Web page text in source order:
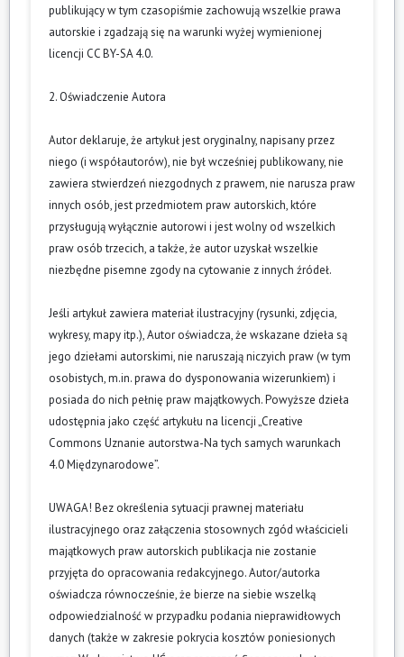
publikujący w tym czasopiśmie zachowują wszelkie prawa
autorskie i zgadzają się na warunki wyżej wymienionej
licencji CC BY-SA 4.0.
2. Oświadczenie Autora
Autor deklaruje, że artykuł jest oryginalny, napisany przez
niego (i współautorów), nie był wcześniej publikowany, nie
zawiera stwierdzeń niezgodnych z prawem, nie narusza praw
innych osób, jest przedmiotem praw autorskich, które
przysługują wyłącznie autorowi i jest wolny od wszelkich
praw osób trzecich, a także, że autor uzyskał wszelkie
niezbędne pisemne zgody na cytowanie z innych źródeł.
Jeśli artykuł zawiera materiał ilustracyjny (rysunki, zdjęcia,
wykresy, mapy itp.), Autor oświadcza, że wskazane dzieła są
jego dziełami autorskimi, nie naruszają niczyich praw (w tym
osobistych, m.in. prawa do dysponowania wizerunkiem) i
posiada do nich pełnię praw majątkowych. Powyższe dzieła
udostępnia jako część artykułu na licencji „Creative
Commons Uznanie autorstwa-Na tych samych warunkach
4.0 Międzynarodowe”.
UWAGA! Bez określenia sytuacji prawnej materiału
ilustracyjnego oraz załączenia stosownych zgód właścicieli
majątkowych praw autorskich publikacja nie zostanie
przyjęta do opracowania redakcyjnego. Autor/autorka
oświadcza równocześnie, że bierze na siebie wszelką
odpowiedzialność w przypadku podania nieprawidłowych
danych (także w zakresie pokrycia kosztów poniesionych